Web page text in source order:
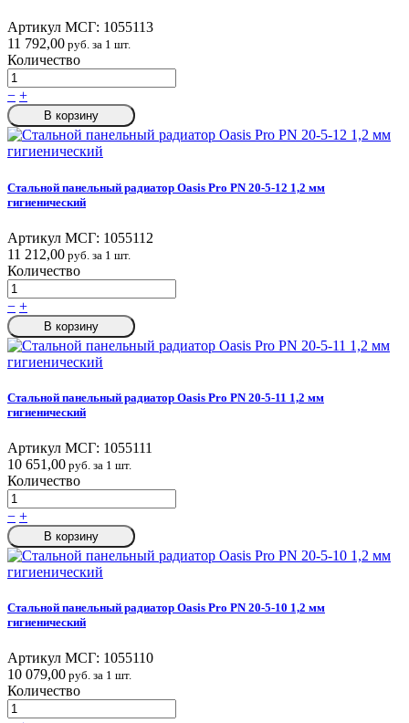
Артикул МСГ: 1055113
11 792,00 руб. за 1 шт.
Количество
− +
В корзину
Стальной панельный радиатор Oasis Pro PN 20-5-12 1,2 мм
гигиенический
Артикул МСГ: 1055112
11 212,00 руб. за 1 шт.
Количество
− +
В корзину
Стальной панельный радиатор Oasis Pro PN 20-5-11 1,2 мм
гигиенический
Артикул МСГ: 1055111
10 651,00 руб. за 1 шт.
Количество
− +
В корзину
Стальной панельный радиатор Oasis Pro PN 20-5-10 1,2 мм
гигиенический
Артикул МСГ: 1055110
10 079,00 руб. за 1 шт.
Количество